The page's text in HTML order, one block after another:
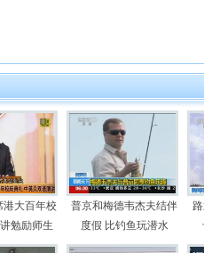
港大百年校
勉励师生
普京和梅德韦杰夫结伴
度假 比钓鱼玩潜水